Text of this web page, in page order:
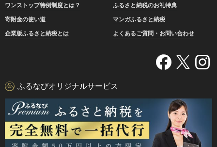
ワンストップ特例制度とは？
ふるさと納税のお礼特典
寄附金の使い道
マンガふるさと納税
企業版ふるさと納税とは
よくあるご質問・お問い合わせ
ふるなびオリジナルサービス